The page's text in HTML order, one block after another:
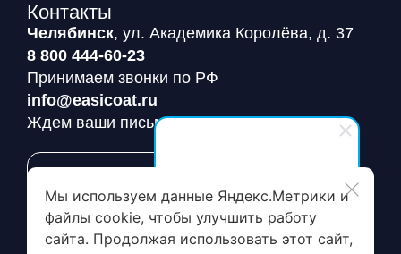
EasiCoat
Здравствуйте! Готовы помочь
вам. Напишите мне, если у
вас появятся вопросы.
Контакты
Челябинск, ул. Академика Королёва, д. 37
8 800 444-60-23
Принимаем звонки по РФ
info@easicoat.ru
Ждем ваши письма
Мы используем данные Яндекс.Метрики и
файлы cookie, чтобы улучшить работу
сайта. Продолжая использовать этот сайт,